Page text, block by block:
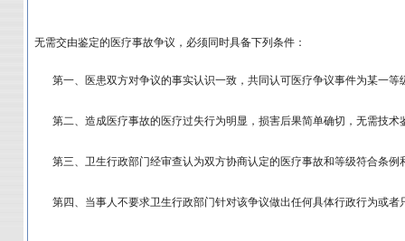
无需交由鉴定的医疗事故争议，必须同时具备下列条件：
第一、医患双方对争议的事实认识一致，共同认可医疗争议事件为某一
第二、造成医疗事故的医疗过失行为明显，损害后果简单确切，无需技术
第三、卫生行政部门经审查认为双方协商认定的医疗事故和等级符合条例
第四、当事人不要求卫生行政部门针对该争议做出任何具体行政行为或